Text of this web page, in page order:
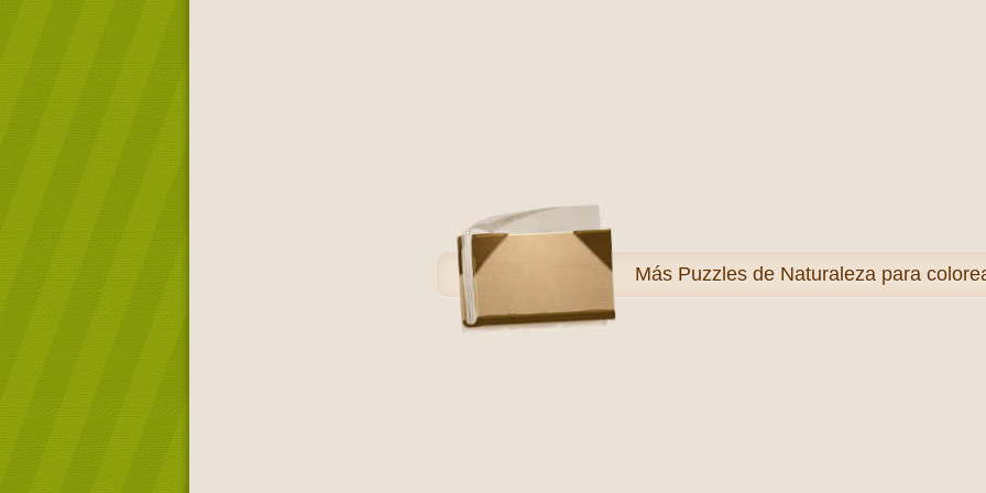
Más Puzzles de Naturaleza para